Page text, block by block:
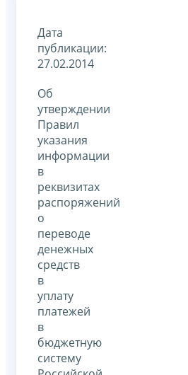
Дата
публикации:
27.02.2014
Об
утверждении
Правил
указания
информации
в
реквизитах
распоряжений
о
переводе
денежных
средств
в
уплату
платежей
в
бюджетную
систему